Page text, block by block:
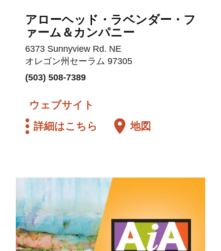
アローヘッド・ラベンダー・フ
ァーム＆カンパニー
6373 Sunnyview Rd. NE
オレゴン州セーラム 97305
(503) 508-7389
ウェブサイト
詳細はこちら
地図